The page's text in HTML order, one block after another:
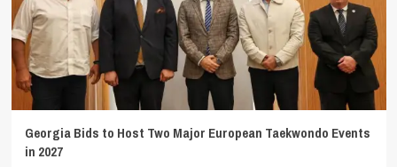
Georgia Bids to Host Two Major European Taekwondo Events
in 2027